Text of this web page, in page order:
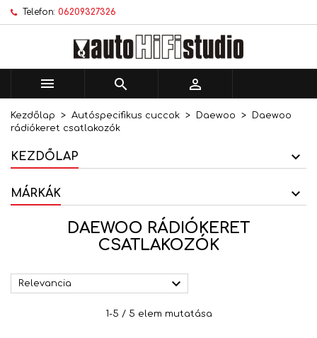
Telefon: 06209327326
  
Kezdőlap Autóspecifikus cuccok Daewoo
Daewoo
rádiókeret csatlakozók
KEZDŐLAP
MÁRKÁK
DAEWOO RÁDIÓKERET
CSATLAKOZÓK
Relevancia 
1-5 / 5 elem mutatása
Kívánságlistáim ×
Új lista létrehozása
((modalTitle)) ×
Kívánságlista létrehozása ×
Kívánságlista neve
Bejelentkezés ×
történő mentéséhez.